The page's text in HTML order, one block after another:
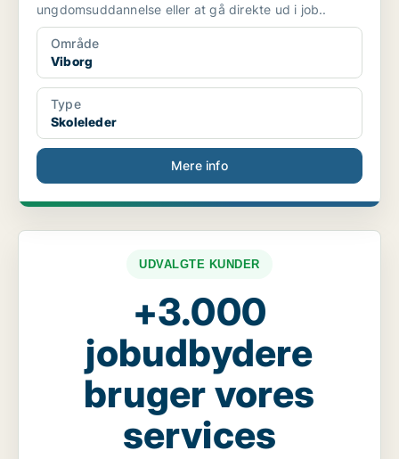
ungdomsuddannelse eller at gå direkte ud i job..
Område
Viborg
Type
Skoleleder
Mere info
UDVALGTE KUNDER
+3.000
jobudbydere
bruger vores
services